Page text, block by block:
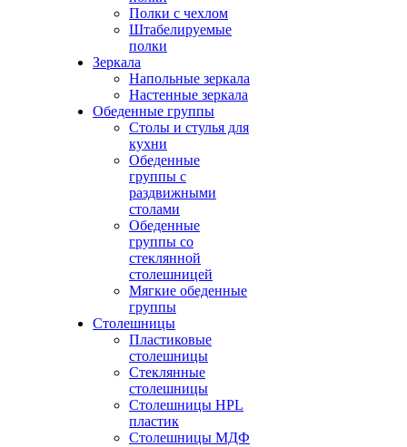
Полки с чехлом
Штабелируемые
полки
Зеркала
Напольные зеркала
Настенные зеркала
Обеденные группы
Столы и стулья для
кухни
Обеденные
группы с
раздвижными
столами
Обеденные
группы со
стеклянной
столешницей
Мягкие обеденные
группы
Столешницы
Пластиковые
столешницы
Стеклянные
столешницы
Столешницы HPL
пластик
Столешницы МДФ